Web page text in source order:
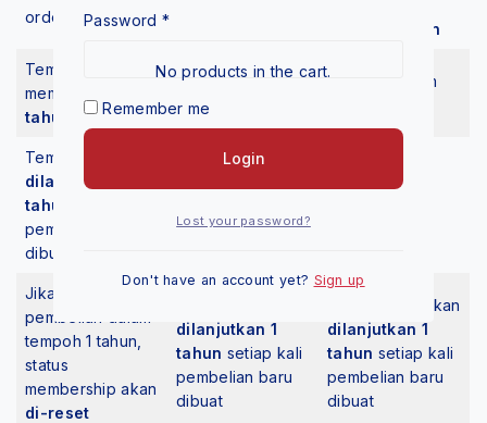
order
penghantaran
Tempoh sah
membership:
tahun
Tiada minimum
order
Tiada minimum
Tempoh sah akan
dilanjutkan 1
tahun
pembelian baru
dibuat
tahun
Tempoh sah
Jika tiada
pembelian dalam
tempoh 1 tahun,
status
membership akan
di-reset
dilanjutkan 1
tahun setiap kali
pembelian baru
dibuat
Tempoh sah akan
dilanjutkan 1
tahun setiap kali
pembelian baru
dibuat
Password *
Remember me
Login
Lost your password?
Don't have an account yet? Sign up
No products in the cart.